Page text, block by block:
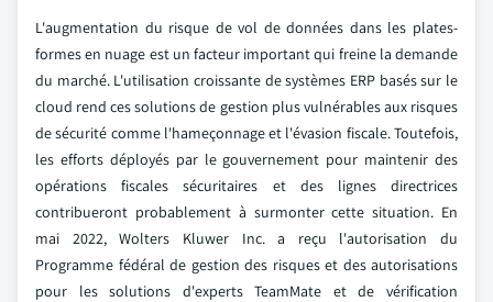
L'augmentation du risque de vol de données dans les plates-
formes en nuage est un facteur important qui freine la demande
du marché. L'utilisation croissante de systèmes ERP basés sur le
cloud rend ces solutions de gestion plus vulnérables aux risques
de sécurité comme l'hameçonnage et l'évasion fiscale. Toutefois,
les efforts déployés par le gouvernement pour maintenir des
opérations fiscales sécuritaires et des lignes directrices
contribueront probablement à surmonter cette situation. En
mai 2022, Wolters Kluwer Inc. a reçu l'autorisation du
Programme fédéral de gestion des risques et des autorisations
pour les solutions d'experts TeamMate et de vérification